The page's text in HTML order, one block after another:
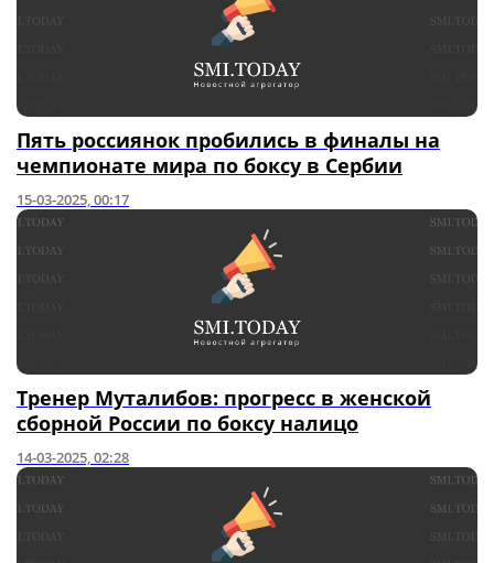
Пять россиянок пробились в финалы на
чемпионате мира по боксу в Сербии
15-03-2025, 00:17
Тренер Муталибов: прогресс в женской
сборной России по боксу налицо
14-03-2025, 02:28